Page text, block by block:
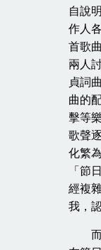
自說
作人
首歌
兩人
貞詞
曲的
擊等
歌聲
化繁
「節
經複
我，
而